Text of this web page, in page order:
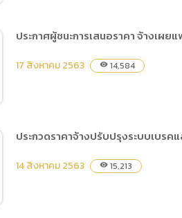
ประกาศผู้ชนะการเสนอราคา จ้างเผ
17 สิงหาคม 2563 visibility 14,584
ประกวดราคาจ้างปรับปรุงระบบเบร
14 สิงหาคม 2563 visibility 15,213